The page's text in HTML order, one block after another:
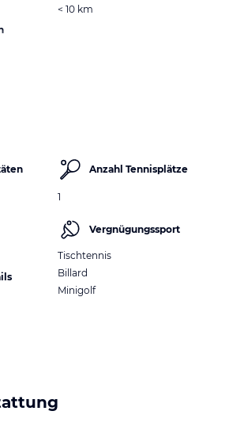
< 10 km
Anzahl Tennisplätze
1
Vergnügungssport
Tischtennis
Billard
Minigolf